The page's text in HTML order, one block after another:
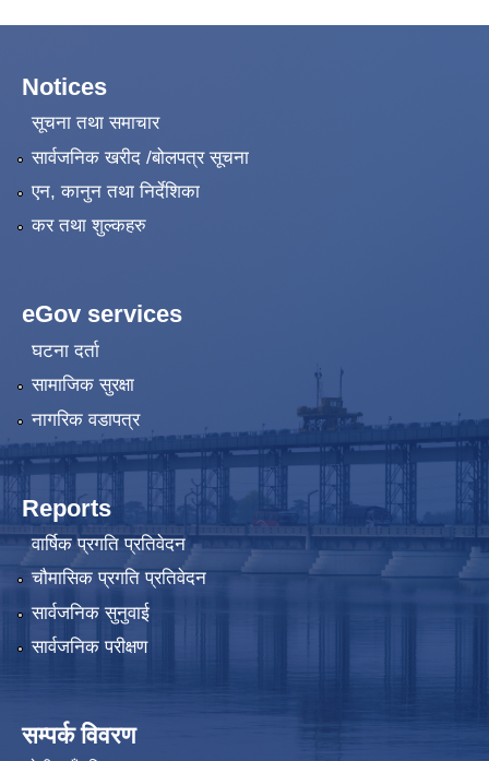
Notices
सूचना तथा समाचार
सार्वजनिक खरीद /बोलपत्र सूचना
एन, कानुन तथा निर्देशिका
कर तथा शुल्कहरु
eGov services
घटना दर्ता
सामाजिक सुरक्षा
नागरिक वडापत्र
Reports
वार्षिक प्रगति प्रतिवेदन
चौमासिक प्रगति प्रतिवेदन
सार्वजनिक सुनुवाई
सार्वजनिक परीक्षण
सम्पर्क विवरण